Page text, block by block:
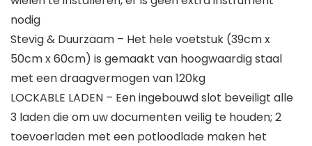
nodig
Stevig & Duurzaam – Het hele voetstuk (39cm x
50cm x 60cm) is gemaakt van hoogwaardig staal
met een draagvermogen van 120kg
LOCKABLE LADEN – Een ingebouwd slot beveiligt alle
3 laden die om uw documenten veilig te houden; 2
toevoerladen met een potloodlade maken het